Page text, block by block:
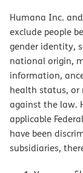
Humana Inc.
exclude people
gender identity,
national origin,
information,
health status, or
against the law.
applicable
have been
subsidiaries,